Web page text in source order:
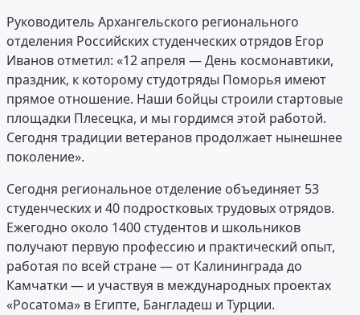
Руководитель Архангельского регионального
отделения Российских студенческих отрядов Егор
Иванов отметил: «12 апреля — День космонавтики,
праздник, к которому студотряды Поморья имеют
прямое отношение. Наши бойцы строили стартовые
площадки Плесецка, и мы гордимся этой работой.
Сегодня традиции ветеранов продолжает нынешнее
поколение».
Сегодня региональное отделение объединяет 53
студенческих и 40 подростковых трудовых отрядов.
Ежегодно около 1400 студентов и школьников
получают первую профессию и практический опыт,
работая по всей стране — от Калининграда до
Камчатки — и участвуя в международных проектах
«Росатома» в Египте, Бангладеш и Турции.